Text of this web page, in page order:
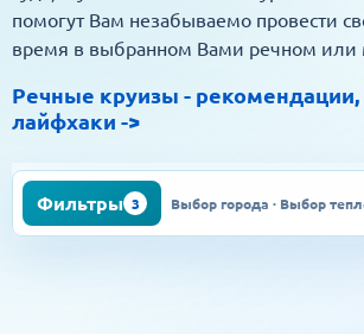
помогут Вам незабываемо провести
время в выбранном Вами речном или
Речные круизы - рекомендации,
лайфхаки ->
Фильтры 3 Выбор города · Выбор